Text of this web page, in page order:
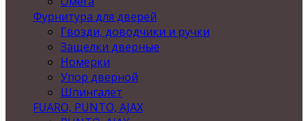
Фурнитура для дверей
Гвозди, доводчики и ручки
Защелки дверные
Номерки
Упор дверной
Шпингалет
FUARO, PUNTO, AJAX